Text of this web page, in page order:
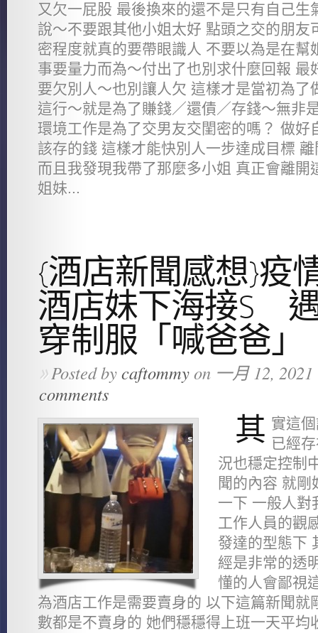
又欠一屁股 最後換來的還不是只有自己生
說～不要跟其他小姐太好 點頭之交的朋友
密程度就真的要帶眼識人 不要以為是在幫
事要量力而為～付出了也別求什麼回報 最
要欠別人～也別讓人欠 這樣才是當初為了
這行～就是為了賺錢／還債／存錢～無非
環境工作是為了交男友交閨密的嗎？ 做好
該存的錢 這樣才能快別人一步達成目標
而且我發現我帶了那麼多小姐 真正會離開
姐妹...
{酒店新聞感想}疫
酒店妹下海接S
穿制服「喊爸爸」
»Posted bycaftommyon 一月 12,
comments
其 實這
已經
況也穩定控制
聞的內容 就剛
一下 一般人對
工作人員的觀
發達的型態下
經是非常的透
懂的人會鄙視
為酒店工作是需要賣身的 以下這篇新聞就
數都是不賣身的 她們穩穩得上班一天平均